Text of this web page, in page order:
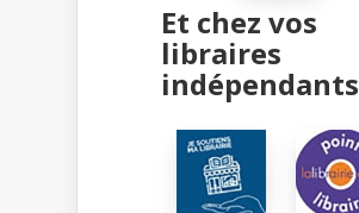
Et chez vos
libraires
indépendants